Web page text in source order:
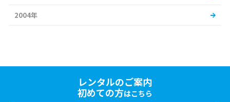
2004年
レンタルのご案内
初めての方はこちら